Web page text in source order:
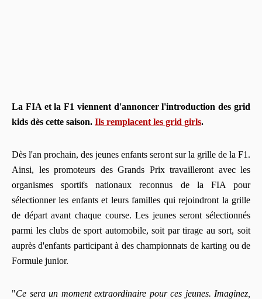
La FIA et la F1 viennent d'annoncer l'introduction des grid
kids dès cette saison. Ils remplacent les grid girls.
Dès l'an prochain, des jeunes enfants seront sur la grille de la F1.
Ainsi, les promoteurs des Grands Prix travailleront avec les
organismes sportifs nationaux reconnus de la FIA pour
sélectionner les enfants et leurs familles qui rejoindront la grille
de départ avant chaque course. Les jeunes seront sélectionnés
parmi les clubs de sport automobile, soit par tirage au sort, soit
auprès d'enfants participant à des championnats de karting ou de
Formule junior.
"Ce sera un moment extraordinaire pour ces jeunes. Imaginez,